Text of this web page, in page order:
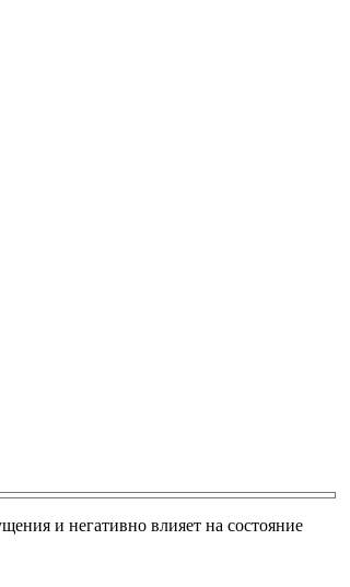
и негативно влияет на состояние